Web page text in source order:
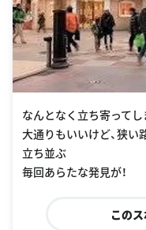
なんとなく立ち寄って
大通りもいいけど、狭い
立ち並ぶ
毎回あらたな発見が！
この